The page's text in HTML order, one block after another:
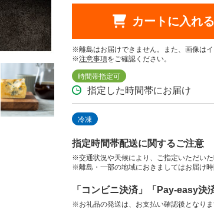
カートに入れる
※離島はお届けできません。また、画像はイ
※注意事項をご確認ください。
時間帯指定可
指定した時間帯にお届け
冷凍
指定時間帯配送に関するご注意
※交通状況や天候により、ご指定いただい
※離島・一部の地域におきましてはお届け時
「コンビニ決済」「Pay-easy決
※お礼品の発送は、お支払い確認後となりま